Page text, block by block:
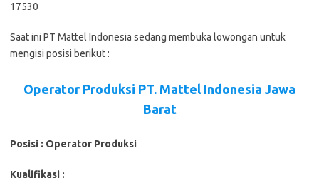
17530
Saat ini PT Mattel Indonesia sedang membuka lowongan untuk
mengisi posisi berikut :
Operator Produksi PT. Mattel Indonesia Jawa
Barat
Posisi : Operator Produksi
Kualifikasi :